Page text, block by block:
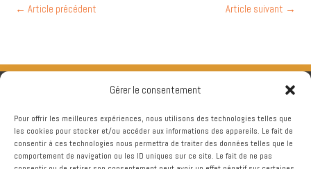
Gérer le consentement
Pour offrir les meilleures expériences, nous utilisons des technologies telles que
les cookies pour stocker et/ou accéder aux informations des appareils. Le fait de
consentir à ces technologies nous permettra de traiter des données telles que le
comportement de navigation ou les ID uniques sur ce site. Le fait de ne pas
← Article précédent Article suivant →